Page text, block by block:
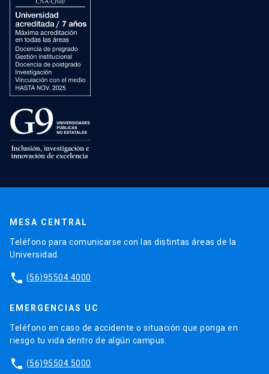
MESA CENTRAL
Teléfono para comunicarse con las distintas áreas de la
Universidad.
phone (56)95504 4000
EMERGENCIAS UC
Teléfono en caso de accidente o situación que ponga en
riesgo tu vida dentro de algún campus.
phone (56)95504 5000